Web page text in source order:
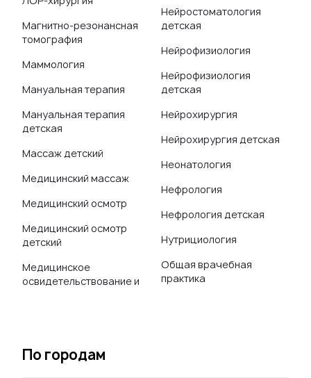
Магнитно-резонансная
томография
Маммология
Мануальная терапия
Мануальная терапия
детская
Массаж детский
Медицинский массаж
Медицинский осмотр
Медицинский осмотр
детский
Медицинское
освидетельствование и
Нейростоматология
детская
Нейрофизиология
Нейрофизиология
детская
Нейрохирургия
Нейрохирургия детская
Неонатология
Нефрология
Нефрология детская
Нутрициология
Общая врачебная
практика
По городам